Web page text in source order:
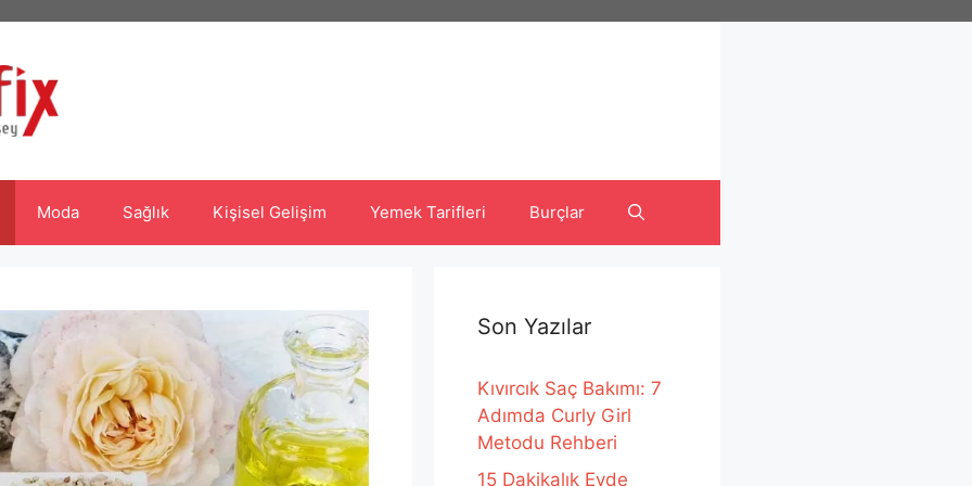
Moda Sağlık Kişisel Gelişim Yemek Tarifleri Burçlar
Son Yazılar
Kıvırcık Saç Bakımı: 7
Adımda Curly Girl
Metodu Rehberi
15 Dakikalık Evde